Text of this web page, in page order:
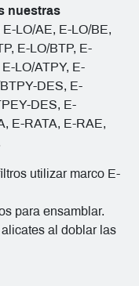
nuestras
E-LO/AE, E-LO/BE,
E-LO/BTP, E-
LO/ATPY, E-
DES, E-
DES, E-
E-RATA, E-RAE,
utilizar marco E-
para ensamblar.
al doblar las